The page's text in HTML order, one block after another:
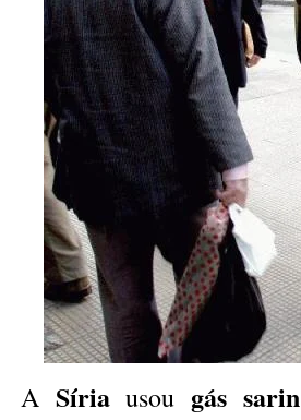
A Síriausou gás sarin